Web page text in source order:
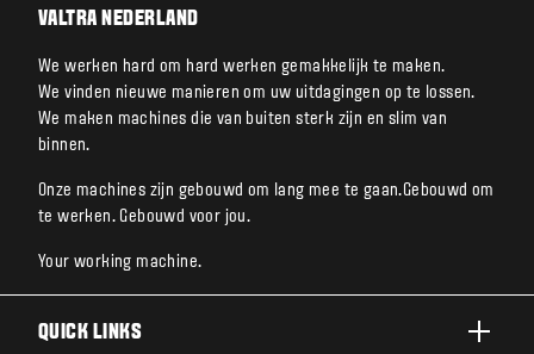
VALTRA NEDERLAND
We werken hard om hard werken gemakkelijk te maken.
We vinden nieuwe manieren om uw uitdagingen op te lossen.
We maken machines die van buiten sterk zijn en slim van
binnen.
Onze machines zijn gebouwd om lang mee te gaan.Gebouwd om
te werken. Gebouwd voor jou.
Your working machine.
QUICK LINKS